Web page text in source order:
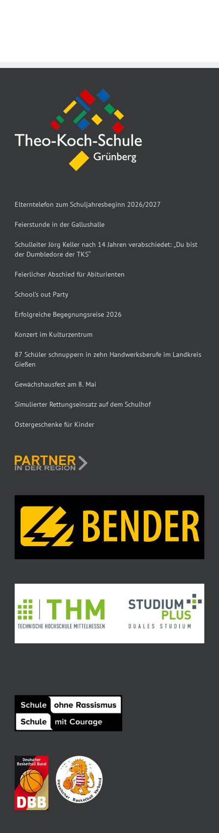
Elterntelefon zum Schuljahresbeginn 2026/2027
Feierstunde in der Gallushalle
Schulleiter Jörg Keller nach 14 Jahren verabschiedet: „Du bist
der Dumbledore der TKS“
Feierlicher Abschied für Abiturienten
School’s out Party
Erfolgreiche Begegnungsreise 2026
Konzert im Kulturzentrum
87 Schüler schnuppern in zehn Handwerksberufe im Landkreis
Gießen
Gewächshausfest am 8. Mai
Simulierter Rettungseinsatz auf dem Schulhof
Ostergeschenke für Kinder